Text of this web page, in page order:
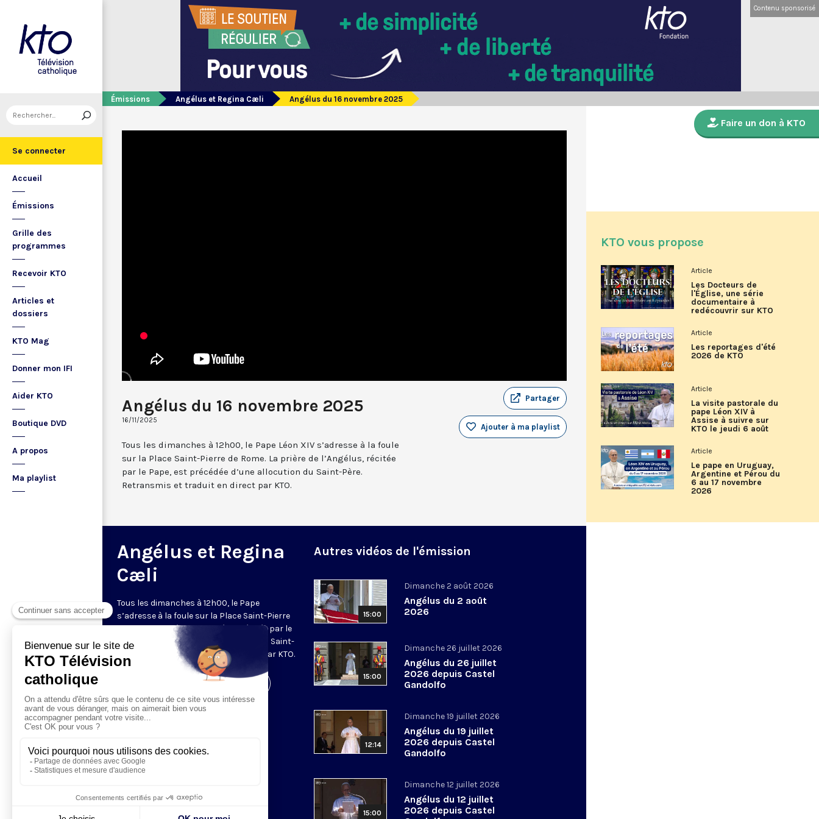
Se connecter
Accueil
Émissions
Grille des
programmes
Recevoir KTO
Articles et
dossiers
KTO Mag
Donner mon IFI
Aider KTO
Boutique DVD
A propos
Ma playlist
Contenu sponsorisé
Émissions Angélus et Regina Cæli Angélus du 16 novembre 2025
Angélus du 16 novembre 2025
16/11/2025
Partager
Ajouter à ma playlist
Tous les dimanches à 12h00, le Pape Léon XIV s’adresse à la foule
sur la Place Saint-Pierre de Rome. La prière de l’Angélus, récitée
par le Pape, est précédée d’une allocution du Saint-Père.
Retransmis et traduit en direct par KTO.
Angélus et Regina
Cæli
Tous les dimanches à 12h00, le Pape
s’adresse à la foule sur la Place Saint-Pierre
de Rome. La prière de l’Angélus, récitée par le
Pape, est précédée d’une allocution du Saint-
Père. Retransmis et traduit en direct par KTO.
Visiter la page de l'émission
Autres vidéos de l'émission
15:00
Dimanche 2 août 2026
Angélus du 2 août
2026
15:00
Dimanche 26 juillet 2026
Angélus du 26 juillet
2026 depuis Castel
Gandolfo
12:14
Dimanche 19 juillet 2026
Angélus du 19 juillet
2026 depuis Castel
Gandolfo
15:00
Dimanche 12 juillet 2026
Angélus du 12 juillet
2026 depuis Castel
Faire un don à KTO
KTO vous propose
Article
Les Docteurs de
l'Église, une série
documentaire à
redécouvrir sur KTO
Article
Les reportages d'été
2026 de KTO
Article
La visite pastorale du
pape Léon XIV à
Assise à suivre sur
KTO le jeudi 6 août
Article
Le pape en Uruguay,
Argentine et Pérou du
6 au 17 novembre
2026